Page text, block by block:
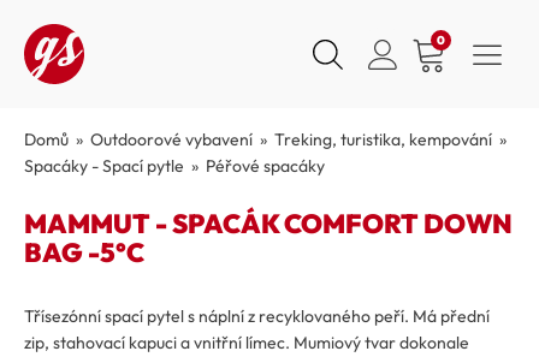
0
Domů » Outdoorové vybavení » Treking, turistika, kempování »
Spacáky - Spací pytle » Péřové spacáky
MAMMUT - SPACÁK COMFORT DOWN
BAG -5°C
Třísezónní spací pytel s náplní z recyklovaného peří. Má přední
zip, stahovací kapuci a vnitřní límec. Mumiový tvar dokonale